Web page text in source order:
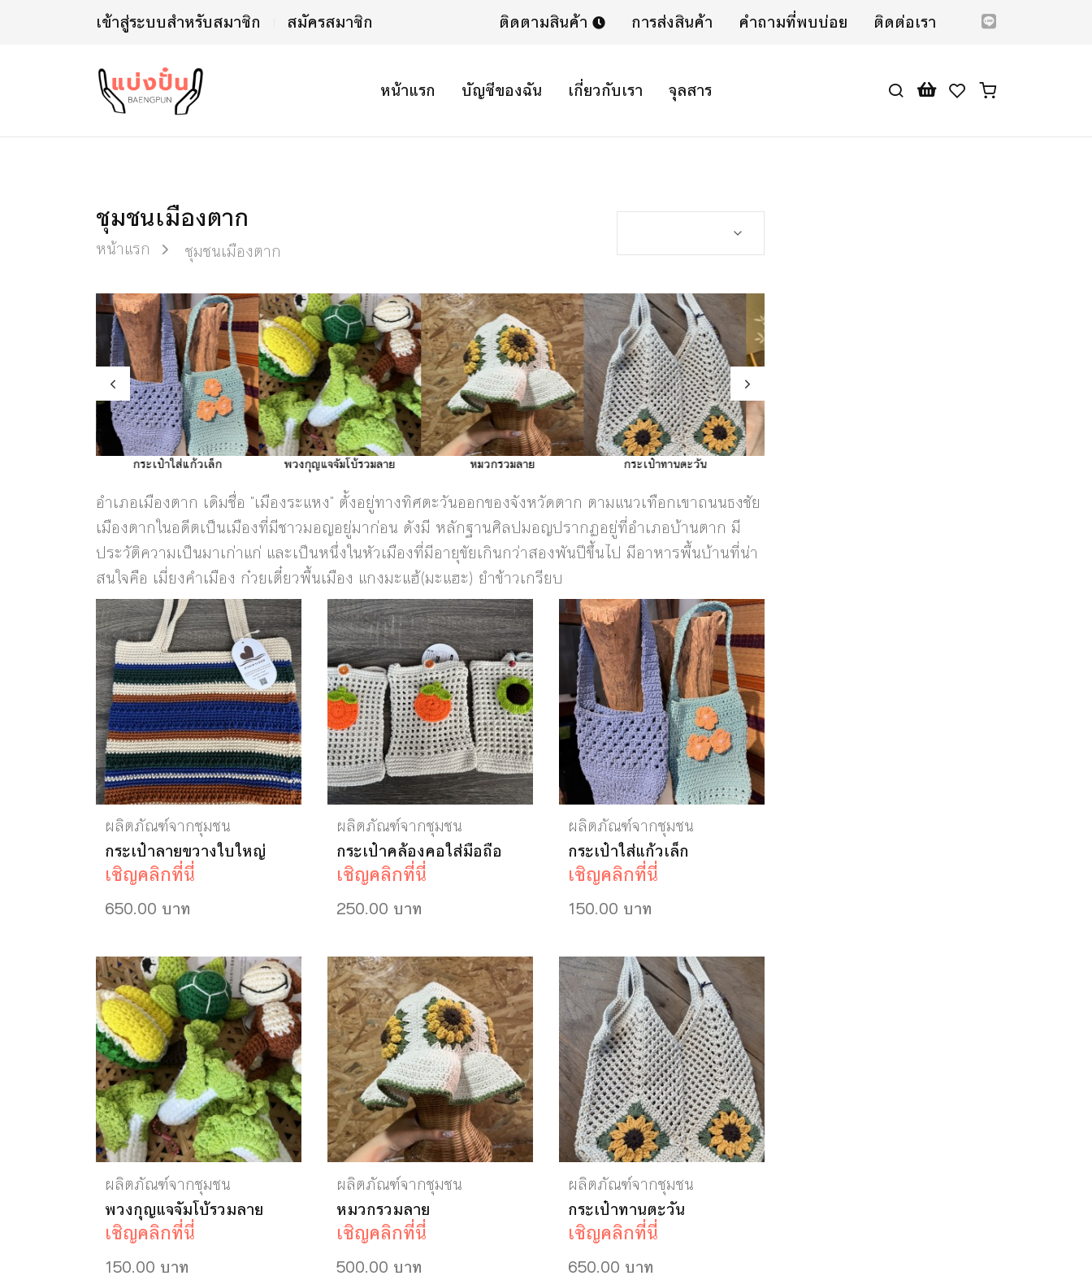
เข้าสู่ระบบสำหรับสมาชิก สมัครสมาชิก ติดตามสินค้า การส่งสินค้า คำถามที่พบบ่อย ติดต่อเรา
หน้าแรก บัญชีของฉัน เกี่ยวกับเรา จุลสาร
ชุมชนเมืองตาก
หน้าแรก ชุมชนเมืองตาก
กระเป๋าใส่แก้วเล็ก พวงกุญแจจัมโบ้รวมลาย หมวกรวมลาย กระเป๋าทานตะวัน
อำเภอเมืองตาก เดิมชื่อ "เมืองระแหง" ตั้งอยู่ทางทิศตะวันออกของจังหวัดตาก ตามแนวเทือกเขาถนนธงชัย
เมืองตากในอดีตเป็นเมืองที่มีชาวมอญอยู่มาก่อน ดังมี หลักฐานศิลปมอญปรากฏอยู่ที่อำเภอบ้านตาก มี
ประวัติความเป็นมาเก่าแก่ และเป็นหนึ่งในหัวเมืองที่มีอายุขัยเกินกว่าสองพันปีขึ้นไป มีอาหารพื้นบ้านที่น่า
สนใจคือ เมี่ยงคำเมือง ก๋วยเตี๋ยวพื้นเมือง แกงมะแฮ้(มะแฮะ) ยำข้าวเกรียบ
ผลิตภัณฑ์จากชุมชน
กระเป๋าลายขวางใบใหญ่
เชิญคลิกที่นี่
650.00 บาท
ผลิตภัณฑ์จากชุมชน
กระเป๋าคล้องคอใส่มือถือ
เชิญคลิกที่นี่
250.00 บาท
ผลิตภัณฑ์จากชุมชน
กระเป๋าใส่แก้วเล็ก
เชิญคลิกที่นี่
150.00 บาท
ผลิตภัณฑ์จากชุมชน
พวงกุญแจจัมโบ้รวมลาย
เชิญคลิกที่นี่
150.00 บาท
ผลิตภัณฑ์จากชุมชน
หมวกรวมลาย
เชิญคลิกที่นี่
500.00 บาท
ผลิตภัณฑ์จากชุมชน
กระเป๋าทานตะวัน
เชิญคลิกที่นี่
650.00 บาท